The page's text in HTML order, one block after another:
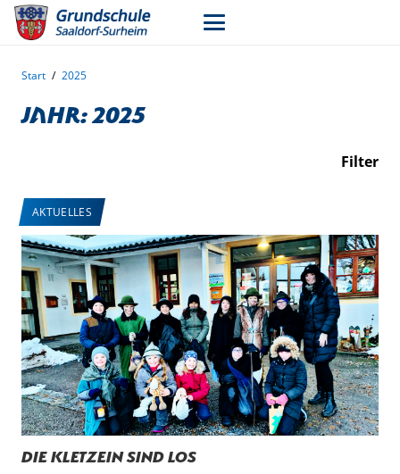
Start / 2025
Jahr:2025
Filter
AKTUELLES
Die Kletzein sind los